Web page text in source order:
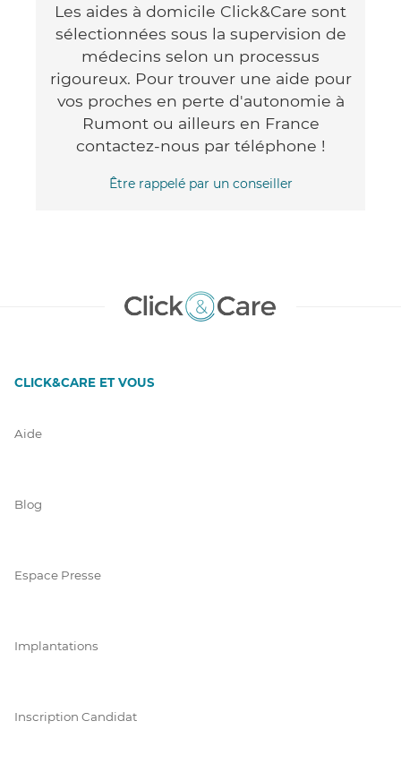
Les aides à domicile Click&Care sont
sélectionnées sous la supervision de
médecins selon un processus
rigoureux. Pour trouver une aide pour
vos proches en perte d'autonomie à
Rumont ou ailleurs en France
contactez-nous par téléphone !
Être rappelé par un conseiller
CLICK&CARE ET VOUS
Aide
Blog
Espace Presse
Implantations
Inscription Candidat